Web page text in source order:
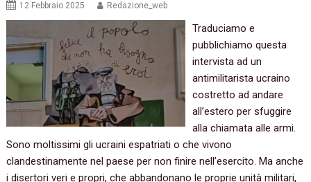
12 Febbraio 2025 Redazione_web
Traduciamo e
pubblichiamo questa
intervista ad un
antimilitarista ucraino
costretto ad andare
all’estero per sfuggire
alla chiamata alle armi.
Sono moltissimi gli ucraini espatriati o che vivono
clandestinamente nel paese per non finire nell’esercito. Ma anche
i disertori veri e propri, che abbandonano le proprie unità militari,